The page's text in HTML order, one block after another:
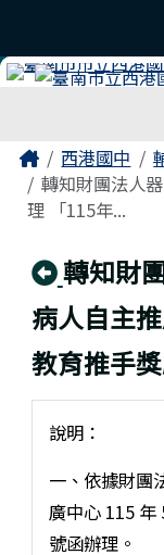
主內容區域
Home西港國中
轉知財團法人
理 「115年...
回上頁
轉知財
病人自主
教育推手
說明：
一、依據財團
廣中心 115 年
號函辦理。
頁尾區域